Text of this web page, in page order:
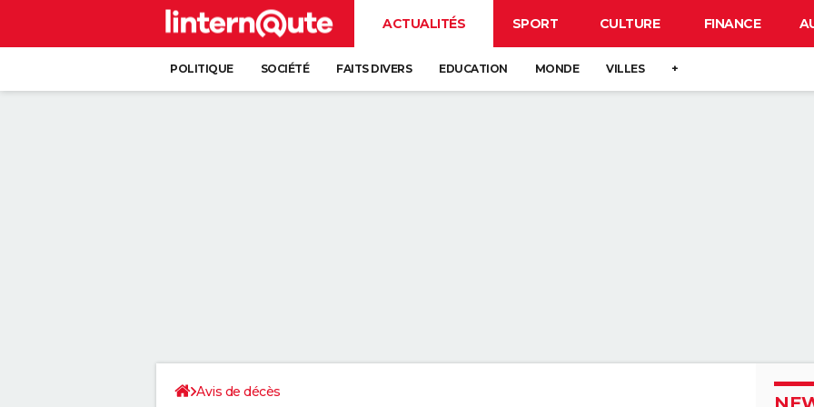
ACTUALITÉS SPORT CULTURE FINANCE
POLITIQUE SOCIÉTÉ FAITS DIVERS EDUCATION MONDE VILLES +
Avis de décès